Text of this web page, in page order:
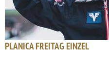
PLANICA FREITAG EINZEL